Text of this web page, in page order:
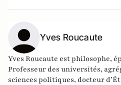
Yves Roucaute
Yves Roucaute est philosophe,
Professeur des universités,
sciences politiques, docteur